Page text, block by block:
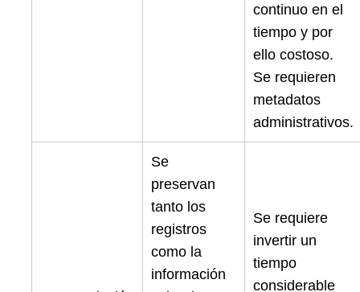
continuo en el
tiempo y por
ello costoso.
Se requieren
metadatos
administrativos.
Se
preservan
tanto los
registros
como la
información
Se requiere
invertir un
tiempo
considerable